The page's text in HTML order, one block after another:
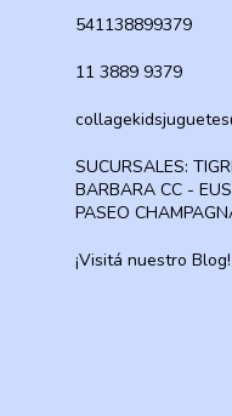
541138899379
11 3889 9379
SUCURSALES:
BARBARA CC -
PASEO
¡Visitá nuestro Blog!